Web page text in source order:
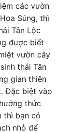
các vườn
Súng, thì
Tân Lộc
được biết
vườn cây
thái Tân
gian thiên
Đặc biệt vào
thức
thì bạn có
nhỏ để